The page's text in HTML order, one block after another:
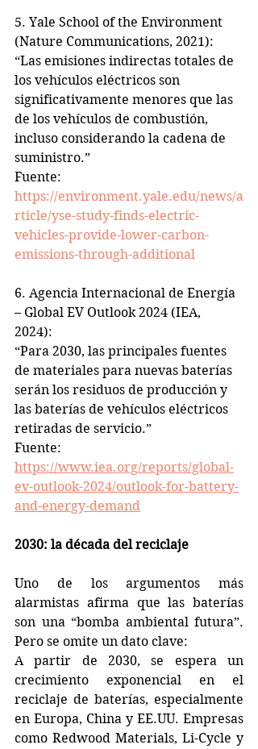
5. Yale School of the Environment
(Nature Communications, 2021):
“Las emisiones indirectas totales de
los vehículos eléctricos son
significativamente menores que las
de los vehículos de combustión,
incluso considerando la cadena de
suministro.”
Fuente:
https://environment.yale.edu/news/a
rticle/yse-study-finds-electric-
vehicles-provide-lower-carbon-
emissions-through-additional
6. Agencia Internacional de Energía
– Global EV Outlook 2024 (IEA,
2024):
“Para 2030, las principales fuentes
de materiales para nuevas baterías
serán los residuos de producción y
las baterías de vehículos eléctricos
retiradas de servicio.”
Fuente:
https://www.iea.org/reports/global-
ev-outlook-2024/outlook-for-battery-
and-energy-demand
2030: la década del reciclaje
Uno de los argumentos más
alarmistas afirma que las baterías
son una “bomba ambiental futura”.
Pero se omite un dato clave:
A partir de 2030, se espera un
crecimiento exponencial en el
reciclaje de baterías, especialmente
en Europa, China y EE.UU. Empresas
como Redwood Materials, Li-Cycle y